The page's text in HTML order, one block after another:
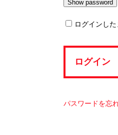
ログインし
ログイン
パスワードを忘